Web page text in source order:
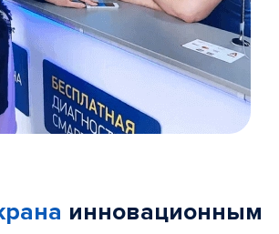
инновационным